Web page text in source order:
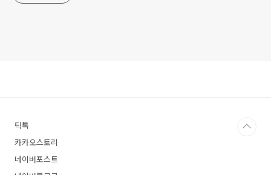
틱톡
카카오스토리
네이버포스트